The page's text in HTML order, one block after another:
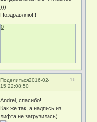
)))
Поздравляю!!!
0
Поделиться 16
2016-02-
15 22:08:50
Andrei, спасибо!
Как же так, а надпись из
лифта не загрузилась)